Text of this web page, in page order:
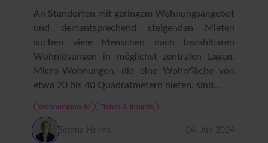
An Standorten mit geringem Wohnungsangebot
und dementsprechend steigenden Mieten
suchen viele Menschen nach bezahlbaren
Wohnlösungen in möglichst zentralen Lagen.
Micro-Wohnungen, die eine Wohnfläche von
etwa 20 bis 40 Quadratmetern bieten, sind...
Wohnungsmarkt Trends & Insights
Bettina Harms 04. Jun 2024